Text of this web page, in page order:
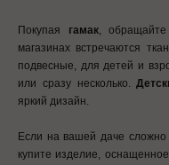
Покупая гамак,
магазинах встречаются
подвесные, для детей и
или сразу несколько.
яркий дизайн.
Если на вашей даче
купите изделие,